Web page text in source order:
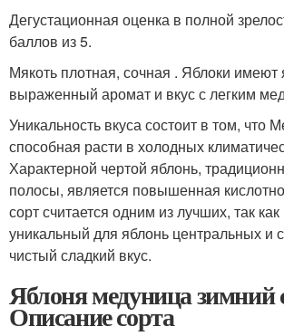
Дегустационная оценка в полной
баллов из 5.
Мякоть плотная, сочная . Яблоки имеют
выраженный аромат и вкус с легким
Уникальность вкуса состоит в том, что
способная расти в холодных
Характерной чертой яблонь,
полосы, является повышенная
сорт считается одним из лучших, так
уникальный для яблонь центральных и
чистый сладкий вкус.
Яблоня медуница зимний
Описание сорта